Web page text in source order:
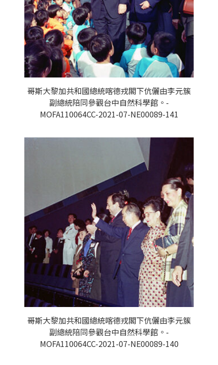
哥斯大黎加共和國總統喀德戎閣下伉儷由李元簇
副總統陪同參觀台中自然科學館。-
MOFA110064CC-2021-07-NE00089-141
哥斯大黎加共和國總統喀德戎閣下伉儷由李元簇
副總統陪同參觀台中自然科學館。-
MOFA110064CC-2021-07-NE00089-140